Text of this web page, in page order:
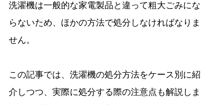
洗濯機は一般的な家電製品と違って粗大ごみにな
らないため、ほかの方法で処分しなければなりま
せん。
この記事では、洗濯機の処分方法をケース別に紹
介しつつ、実際に処分する際の注意点も解説しま